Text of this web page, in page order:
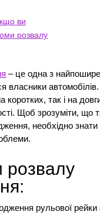
ви
розвалу
– це одна з
власники
коротких, так і на
Щоб зрозуміти, що
необхідно знати
розвалу
рульової рейки